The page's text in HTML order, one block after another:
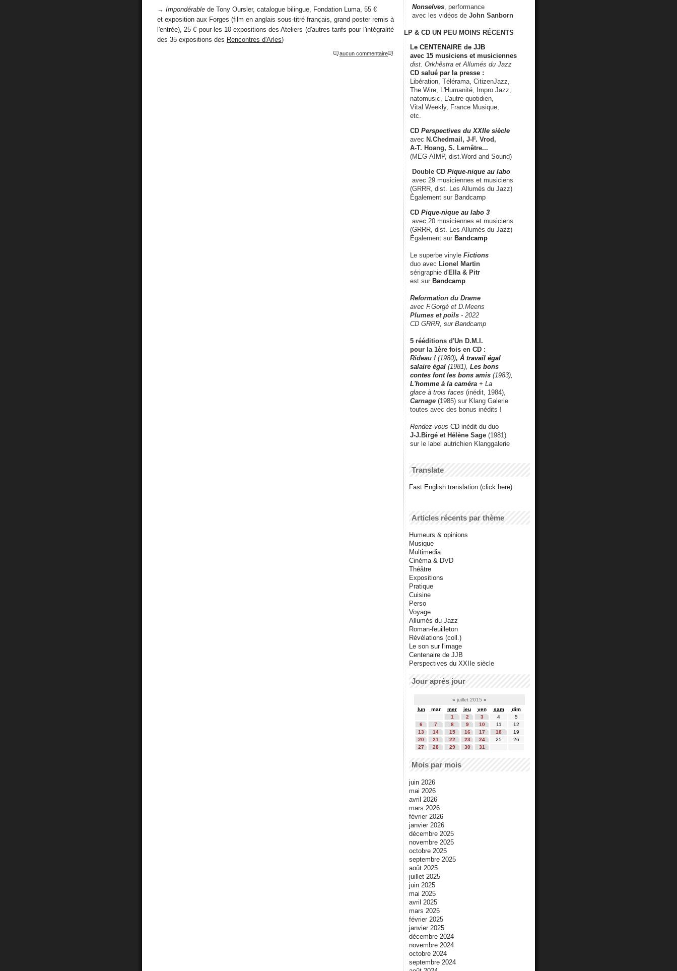
→ Impondérable de Tony Oursler, catalogue bilingue, Fondation Luma, 55 €
et exposition aux Forges (film en anglais sous-titré français, grand poster remis à
l'entrée), 25 € pour les 10 expositions des Ateliers (d'autres tarifs pour l'intégralité
des 35 expositions des Rencontres d'Arles)
aucun commentaire
Nonselves , performance
avec les vidéos de John Sanborn
LP & CD UN PEU MOINS RÉCENTS
Le CENTENAIRE de JJB
avec 15 musiciens et musiciennes
dist. Orkhêstra et Allumés du Jazz
CD salué par la presse :
Libération, Télérama, CitizenJazz,
The Wire, L'Humanité, Impro Jazz,
natomusic, L'autre quotidien,
Vital Weekly, France Musique,
etc.
CD Perspectives du XXIIe siècle
avec N.Chedmail, J-F. Vrod,
A-T. Hoang, S. Lemêtre...
(MEG-AIMP, dist.Word and Sound)
Double CD Pique-nique au labo
avec 29 musiciennes et musiciens
(GRRR, dist. Les Allumés du Jazz)
Également sur Bandcamp
CD Pique-nique au labo 3
avec 20 musiciennes et musiciens
(GRRR, dist. Les Allumés du Jazz)
Également sur Bandcamp
Le superbe vinyle Fictions
duo avec Lionel Martin
sérigraphie d'Ella & Pitr
est sur Bandcamp
Reformation du Drame
avec F.Gorgé et D.Meens
Plumes et poils - 2022
CD GRRR, sur Bandcamp
5 rééditions d'Un D.M.I.
pour la 1ère fois en CD :
Rideau ! (1980), À travail égal
salaire égal (1981), Les bons
contes font les bons amis (1983),
L'homme à la caméra + La
glace à trois faces (inédit, 1984),
Carnage (1985) sur Klang Galerie
toutes avec des bonus inédits !
Rendez-vous CD inédit du duo
J-J.Birgé et Hélène Sage (1981)
sur le label autrichien Klanggalerie
Translate
Fast English translation (click here)
Articles récents par thème
Humeurs & opinions
Musique
Multimedia
Cinéma & DVD
Théâtre
Expositions
Pratique
Cuisine
Perso
Voyage
Allumés du Jazz
Roman-feuilleton
Révélations (coll.)
Le son sur l'image
Centenaire de JJB
Perspectives du XXIIe siècle
Jour après jour
« juillet 2015 »
lun
mar mer jeu ven sam
dim
1
2 3 4
5
6
7 8 9 10 11
12
13
14 15 16 17 18
19
20
21 22 23 24 25
26
27
28 29 30 31
Mois par mois
juin 2026
mai 2026
avril 2026
mars 2026
février 2026
janvier 2026
décembre 2025
novembre 2025
octobre 2025
septembre 2025
août 2025
juillet 2025
juin 2025
mai 2025
avril 2025
mars 2025
février 2025
janvier 2025
décembre 2024
novembre 2024
octobre 2024
septembre 2024